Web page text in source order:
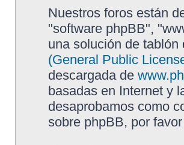
Nuestros foros están
"software phpBB",
una solución de
(General Public
descargada de
basadas en Internet y
desaprobamos como
sobre phpBB, por